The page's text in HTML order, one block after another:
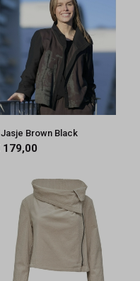
Jasje Brown Black
179,00